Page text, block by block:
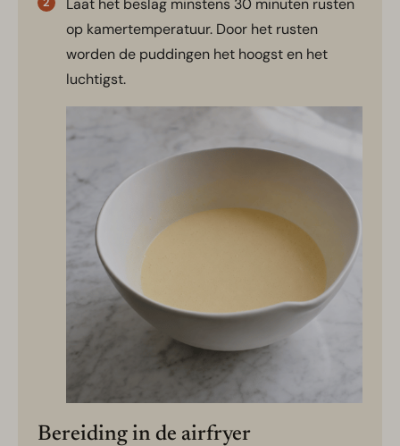
op kamertemperatuur. Door het rusten
worden de puddingen het hoogst en het
luchtigst.
Bereiding in de airfryer